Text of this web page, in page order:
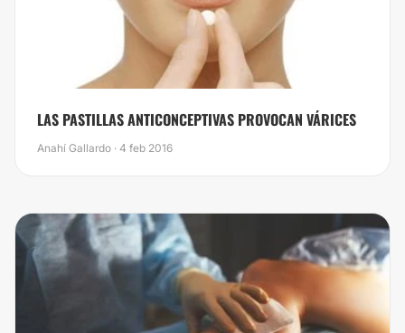
LAS PASTILLAS ANTICONCEPTIVAS PROVOCAN VÁRICES
Anahí Gallardo · 4 feb 2016